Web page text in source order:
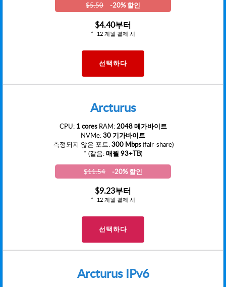
$5.50
-20% 할인
$4.40부터
12 개월 결제 시
선택하다
Arcturus
CPU: 1 coresRAM:2048 메가바이트
NVMe:30 기가바이트
측정되지 않은 포트:300 Mbps(fair-share)
* (같음:매월 93+TB)
$11.54
-20% 할인
$9.23부터
12 개월 결제 시
선택하다
Arcturus IPv6